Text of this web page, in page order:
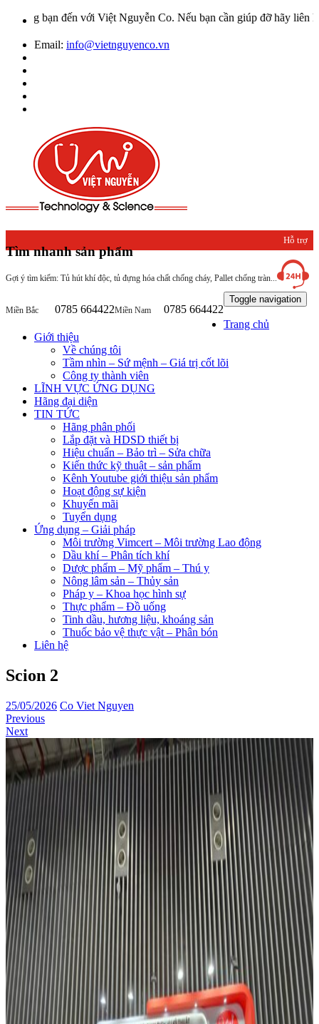
bạn đến với Việt Nguyễn Co. Nếu bạn cần giúp đỡ hãy liên hệ với
Email: info@vietnguyenco.vn
Tìm nhanh sản phẩm
Gợi ý tìm kiếm: Tủ hút khí độc, tủ đựng hóa chất chống cháy, Pallet chống tràn...
Hỗ trợ
khách
hàng
Miền Bắc 0785 664422Miền Nam 0785 664422
Toggle navigation
Trang chủ
Giới thiệu
Về chúng tôi
Tầm nhìn – Sứ mệnh – Giá trị cốt lõi
Công ty thành viên
LĨNH VỰC ỨNG DỤNG
Hãng đại diện
TIN TỨC
Hãng phân phối
Lắp đặt và HDSD thiết bị
Hiệu chuẩn – Bảo trì – Sửa chữa
Kiến thức kỹ thuật – sản phẩm
Kênh Youtube giới thiệu sản phẩm
Hoạt động sự kiện
Khuyến mãi
Tuyển dụng
Ứng dụng – Giải pháp
Môi trường Vimcert – Môi trường Lao động
Dầu khí – Phân tích khí
Dược phẩm – Mỹ phẩm – Thú y
Nông lâm sản – Thủy sản
Pháp y – Khoa học hình sự
Thực phẩm – Đồ uống
Tinh dầu, hương liệu, khoáng sản
Thuốc bảo vệ thực vật – Phân bón
Liên hệ
Scion 2
25/05/2026 Co Viet Nguyen
Previous
Next